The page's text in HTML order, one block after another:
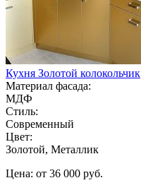
Кухня Золотой колокольчик
Материал фасада:
МДФ
Стиль:
Современный
Цвет:
Золотой, Металлик
Цена: от 36 000 руб.